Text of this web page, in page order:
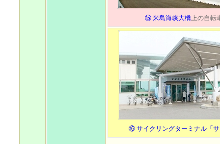
⑮ 来島海峡大橋上の自転
⑯ サイクリングターミナル「